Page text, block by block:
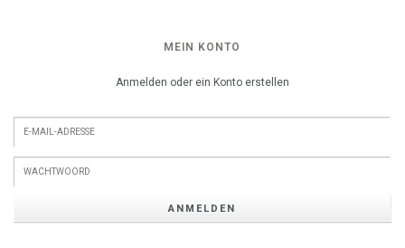
MEIN KONTO
Anmelden oder ein Konto erstellen
ANMELDEN